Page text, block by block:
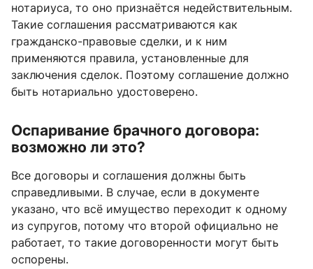
нотариуса, то оно признаётся недействительным.
Такие соглашения рассматриваются как
гражданско-правовые сделки, и к ним
применяются правила, установленные для
заключения сделок. Поэтому соглашение должно
быть нотариально удостоверено.
Оспаривание брачного договора:
возможно ли это?
Все договоры и соглашения должны быть
справедливыми. В случае, если в документе
указано, что всё имущество переходит к одному
из супругов, потому что второй официально не
работает, то такие договоренности могут быть
оспорены.